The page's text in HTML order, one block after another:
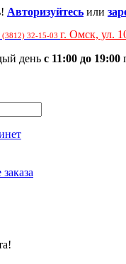
Авторизуйтесь или
(3812) 32-15-03 г. Омск, ул.
день с 11:00 до 19:00